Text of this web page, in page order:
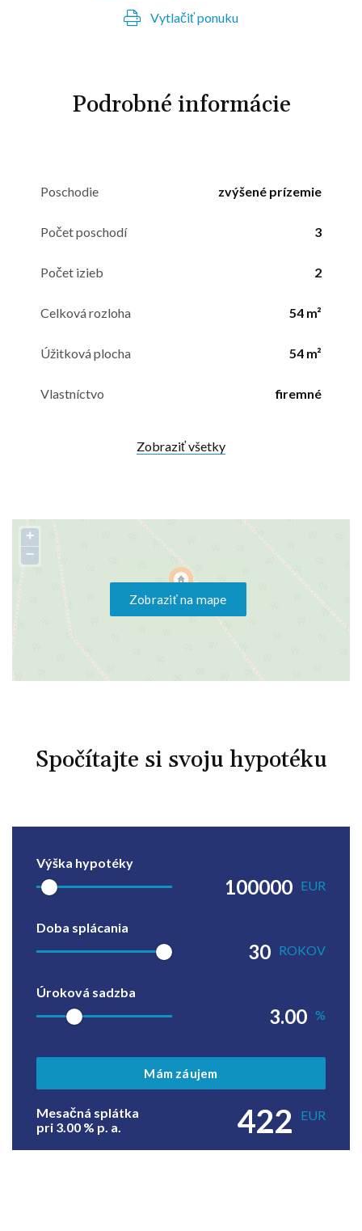
Vytlačiť ponuku
Podrobné informácie
Poschodie zvýšené prízemie
Počet poschodí 3
Počet izieb 2
Celková rozloha 54 m²
Úžitková plocha 54 m²
Vlastníctvo firemné
Zobraziť všetky
Zobraziť na mape
+
−
Spočítajte si svoju hypotéku
Výška hypotéky
EUR
Doba splácania
ROKOV
Úroková sadzba
%
Mám záujem
Mesačná splátka
pri 3.00 % p. a. 422 EUR